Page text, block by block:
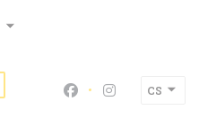
((OTEVŘE SE V NOVÉM OKNĚ))
Facebook ((otevře
Instagram
CS